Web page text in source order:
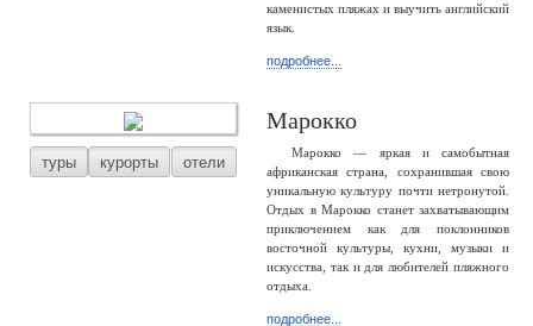
каменистых пляжах и выучить английский
язык.
подробнее...
туры курорты отели
Марокко
Марокко — яркая и самобытная
африканская страна, сохранившая свою
уникальную культуру почти нетронутой.
Отдых в Марокко станет захватывающим
приключением как для поклонников
восточной культуры, кухни, музыки и
искусства, так и для любителей пляжного
отдыха.
подробнее...